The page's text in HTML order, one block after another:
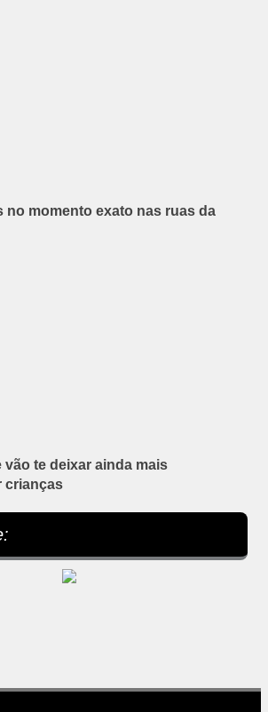
no momento exato nas ruas da
vão te deixar ainda mais
crianças